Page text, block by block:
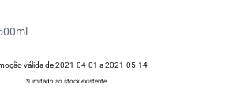
válida de 2021-04-01 a 2021-05-14
*Limitado ao stock existente